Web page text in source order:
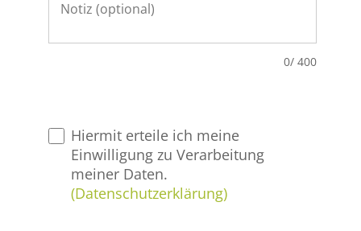
0/ 400
Hiermit erteile ich meine
Einwilligung zu Verarbeitung
meiner Daten.
(Datenschutzerklärung)